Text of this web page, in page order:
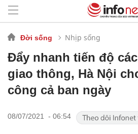
Đời sống Nhịp sống
Đẩy nhanh tiến độ
giao thông, Hà Nội
công cả ban ngày
08/07/2021 - 06:54